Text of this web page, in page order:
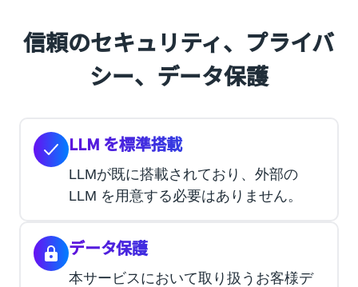
信頼のセキュリティ、プライバ
シー、データ保護
LLM を標準搭載
LLMが既に搭載されており、外部の
LLM を用意する必要はありません。
データ保護
本サービスにおいて取り扱うお客様デ